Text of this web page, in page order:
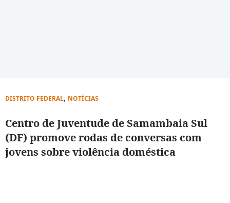
DISTRITO FEDERAL, NOTÍCIAS
Centro de Juventude de Samambaia Sul
(DF) promove rodas de conversas com
jovens sobre violência doméstica